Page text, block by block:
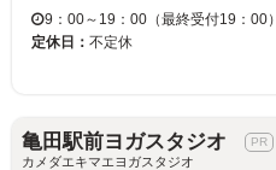
9：00～19：00（最終受付19：00）
定休日： 不定休
亀田駅前ヨガスタジオ
カメダエキマエヨガスタジオ